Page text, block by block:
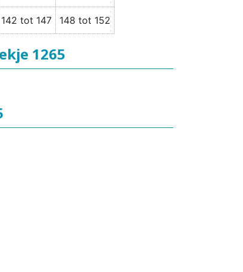
142 tot 147 148 tot 152
1265